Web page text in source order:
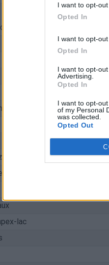
I want to opt-
Opted In
I want to opt-
Opted In
I want to opt-
Advertising.
Opted In
I want to opt-
of my Personal
was collected.
Opted Out
Möelle
lac